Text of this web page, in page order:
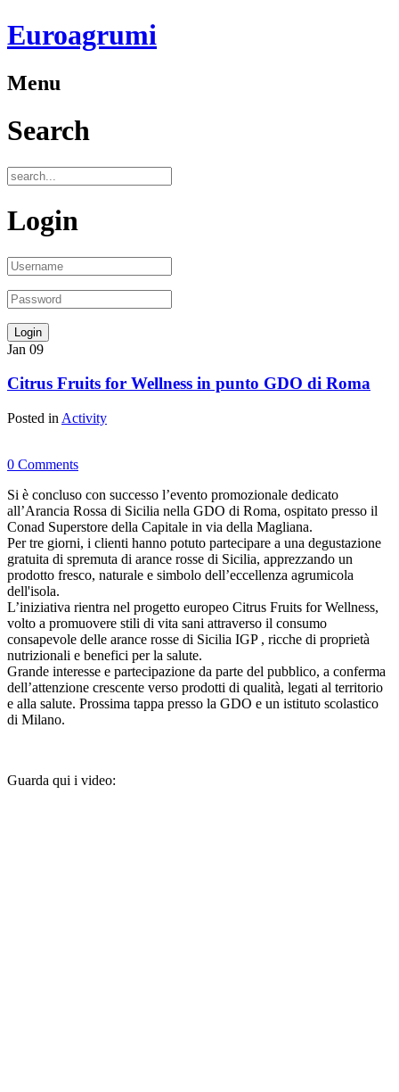
Euroagrumi
Menu
Search
Login
Jan 09
Citrus Fruits for Wellness in punto GDO di Roma
Posted in Activity
0 Comments
Si è concluso con successo l’evento promozionale dedicato
all’Arancia Rossa di Sicilia nella GDO di Roma, ospitato presso il
Conad Superstore della Capitale in via della Magliana.
Per tre giorni, i clienti hanno potuto partecipare a una degustazione
gratuita di spremuta di arance rosse di Sicilia, apprezzando un
prodotto fresco, naturale e simbolo dell’eccellenza agrumicola
dell'isola.
L’iniziativa rientra nel progetto europeo Citrus Fruits for Wellness,
volto a promuovere stili di vita sani attraverso il consumo
consapevole delle arance rosse di Sicilia IGP , ricche di proprietà
nutrizionali e benefici per la salute.
Grande interesse e partecipazione da parte del pubblico, a conferma
dell’attenzione crescente verso prodotti di qualità, legati al territorio
e alla salute. Prossima tappa presso la GDO e un istituto scolastico
di Milano.
Guarda qui i video: